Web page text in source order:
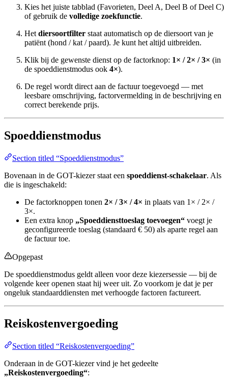
Kies het juiste tabblad (Favorieten, Deel A, Deel B of Deel C)
of gebruik de volledige zoekfunctie.
Het diersoortfilter staat automatisch op de diersoort van je
patiënt (hond / kat / paard). Je kunt het altijd uitbreiden.
Klik bij de gewenste dienst op de factorknop: 1× / 2× / 3× (in
de spoeddienstmodus ook 4×).
De regel wordt direct aan de factuur toegevoegd — met
leesbare omschrijving, factorvermelding in de beschrijving en
correct berekende prijs.
Spoeddienstmodus
Section titled “Spoeddienstmodus”
Bovenaan in de GOT-kiezer staat een spoeddienst-schakelaar. Als
die is ingeschakeld:
De factorknoppen tonen 2× / 3× / 4× in plaats van 1× / 2× /
3×.
Een extra knop „Spoeddiensttoeslag toevoegen“ voegt je
geconfigureerde toeslag (standaard € 50) als aparte regel aan
de factuur toe.
Opgepast
De spoeddienstmodus geldt alleen voor deze kiezersessie — bij de
volgende keer openen staat hij weer uit. Zo voorkom je dat je per
ongeluk standaarddiensten met verhoogde factoren factureert.
Reiskostenvergoeding
Section titled “Reiskostenvergoeding”
Onderaan in de GOT-kiezer vind je het gedeelte
„Reiskostenvergoeding“: